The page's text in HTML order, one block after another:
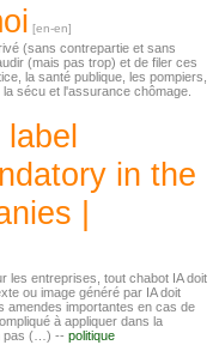
(sans contrepartie et sans
(mais pas trop) et de filer ces
la santé publique, les pompiers,
sécu et l'assurance chômage.
in the
|
les entreprises, tout chabot IA doit
ou image généré par IA doit
amendes importantes en cas de
à appliquer dans la
pas (…) -- politique